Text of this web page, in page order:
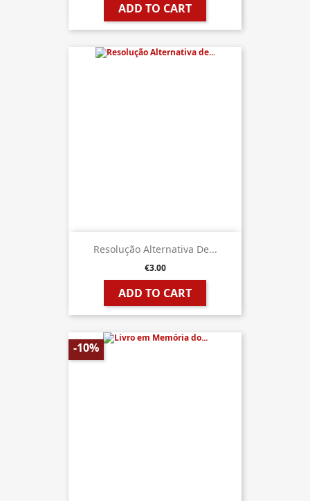
ADD TO CART
Resolução Alternativa De...
€3.00
ADD TO CART
-10%